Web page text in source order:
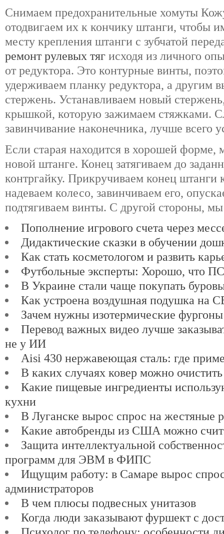
Снимаем предохранительные хомуты
отодвигаем их к кончику штанги, чтобы
месту крепления штанги с зубчатой
ремонт рулевых тяг исходя из личного
от редуктора. Это контурные винты,
удерживаем планку редуктора, а другим
стержень. Устанавливаем новый
крышкой, которую зажимаем стяжками.
завинчивание наконечника, лучше всего
Если старая находится в хорошей форме,
новой штанге. Конец затягиваем до
контргайку. Прикручиваем конец
надеваем колесо, завинчиваем его,
подтягиваем винты. С другой стороны,
Пополнение игрового счета через
Дидактические сказки в обучении
Как стать косметологом и развить
Футбольные эксперты: Хорошо, что
В Украине стали чаще покупать
Как устроена воздушная подушка на
Зачем нужны изотермические фургоны
Перевод важных видео лучше
не у ИИ
Aisi 430 нержавеющая сталь: где
В каких случаях ковер можно
Какие пищевые ингредиенты
кухни
В Луганске вырос спрос на жестяные
Какие автобренды из США можно
Защита интеллектуальной
программ для ЭВМ в ФИПС
Ищущим работу: в Самаре вырос
администраторов
В чем плюсы подвесных унитазов
Когда люди заказывают фуршект с